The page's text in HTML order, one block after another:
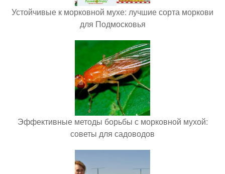
Устойчивые к морковной мухе: лучшие сорта моркови
для Подмосковья
Эффективные методы борьбы с морковной мухой:
советы для садоводов